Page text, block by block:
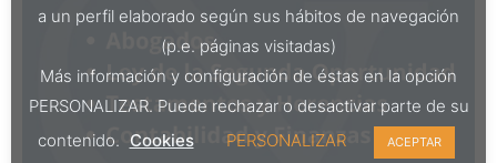
a un perfil elaborado según sus hábitos de navegación
(p.e. páginas visitadas)
Más información y configuración de éstas en la opción
PERSONALIZAR. Puede rechazar o desactivar parte de su
contenido. Cookies PERSONALIZAR ACEPTAR